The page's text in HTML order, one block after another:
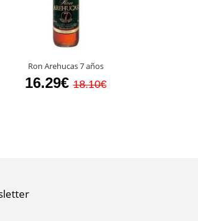
Ron Arehucas 7 años
16.29€ 18.10€